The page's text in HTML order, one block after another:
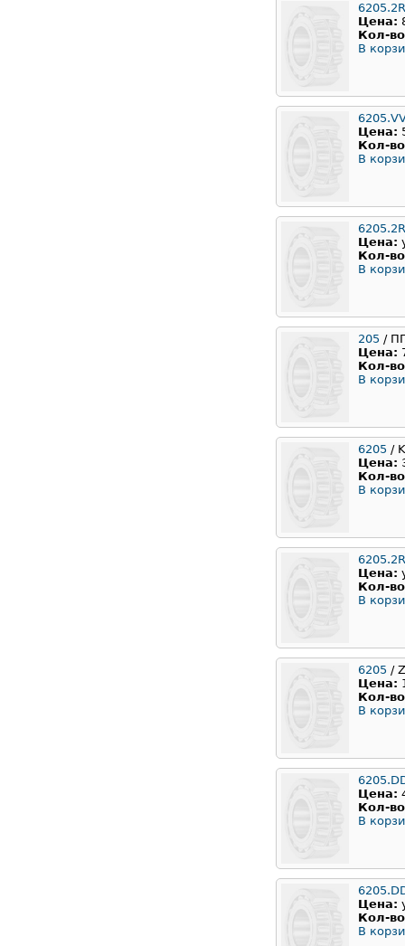
Цена:
Кол-
В
Цена:
Кол-
В
Цена:
Кол-
В
205 /
Цена:
Кол-
В
6205 /
Цена:
Кол-
В
Цена:
Кол-
В
6205 /
Цена:
Кол-
В
Цена:
Кол-
В
Цена:
Кол-
В